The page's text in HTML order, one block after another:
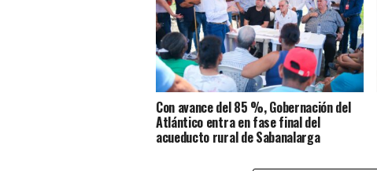
Con avance del 85 %, Gobernación del
Atlántico entra en fase final del
acueducto rural de Sabanalarga